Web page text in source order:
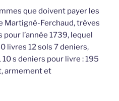
que doivent payer les
Martigné-Ferchaud, trèves
l’année 1739, lequel
livres 12 sols 7 deniers,
s deniers pour livre : 195
armement et